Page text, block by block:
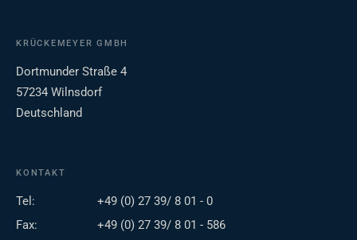
KRÜCKEMEYER GMBH
Dortmunder Straße 4
57234 Wilnsdorf
Deutschland
KONTAKT
Tel:
+49 (0) 27 39/ 8 01 - 0
Fax:
+49 (0) 27 39/ 8 01 - 586